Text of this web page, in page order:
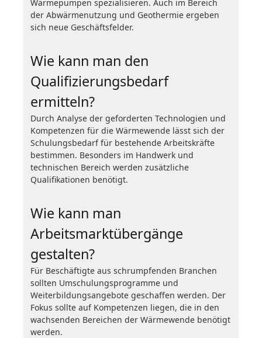
Wärmepumpen spezialisieren. Auch im Bereich
der Abwärmenutzung und Geothermie ergeben
sich neue Geschäftsfelder.
Wie kann man den
Qualifizierungsbedarf
ermitteln?
Durch Analyse der geforderten Technologien und
Kompetenzen für die Wärmewende lässt sich der
Schulungsbedarf für bestehende Arbeitskräfte
bestimmen. Besonders im Handwerk und
technischen Bereich werden zusätzliche
Qualifikationen benötigt.
Wie kann man
Arbeitsmarktübergänge
gestalten?
Für Beschäftigte aus schrumpfenden Branchen
sollten Umschulungsprogramme und
Weiterbildungsangebote geschaffen werden. Der
Fokus sollte auf Kompetenzen liegen, die in den
wachsenden Bereichen der Wärmewende benötigt
werden.